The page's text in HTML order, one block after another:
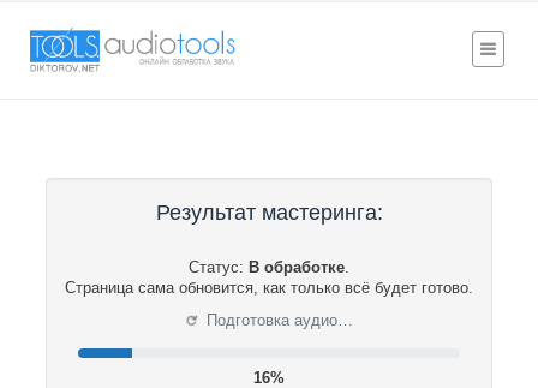
Результат мастеринга:
Статус: В обработке.
Страница сама обновится, как только всё будет готово.
⟳ Подготовка аудио…
16%